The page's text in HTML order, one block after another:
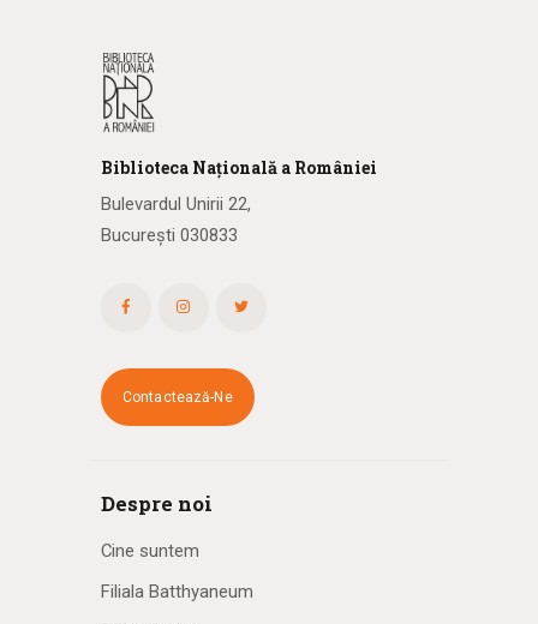
Biblioteca Națională a României
Bulevardul Unirii 22,
București 030833
Contactează-Ne
Despre noi
Cine suntem
Filiala Batthyaneum